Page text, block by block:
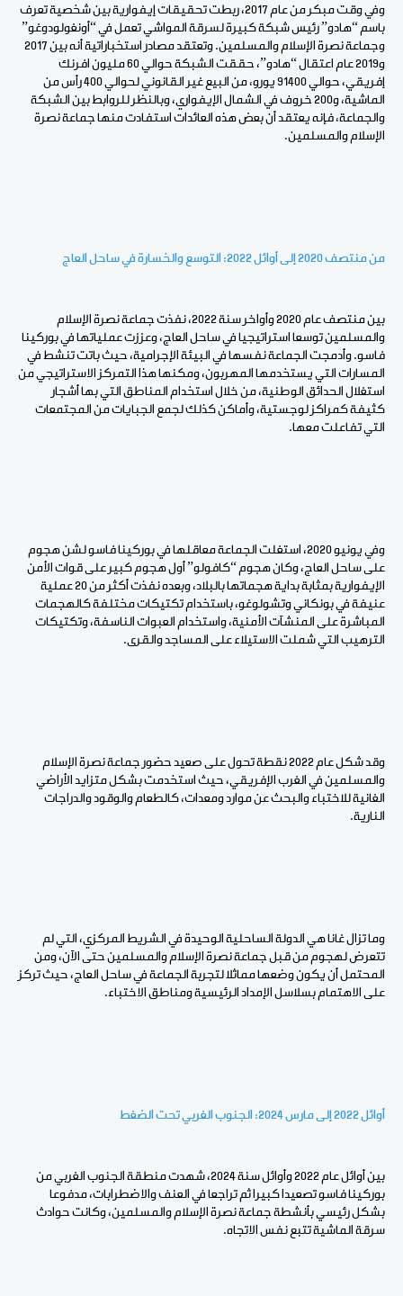
وفي وقت مبكر من عام 2017، ربطت تحقيقات إيفوارية بين شخصية تعرف
باسم “هادو” رئيس شبكة كبيرة لسرقة المواشي تعمل في “أونغولودوغو”
وجماعة نصرة الإسلام والمسلمين. وتعتقد مصادر استخباراتية أنه بين 2017
و2019 عام اعتقال “هادو”، حققت الشبكة حوالي 60 مليون افرنك
إفريقي، حوالي 91400 يورو، من البيع غير القانوني لحوالي 400 رأس من
الماشية، و200 خروف في الشمال الإيفواري، وبالنظر للروابط بين الشبكة
والجماعة، فإنه يعتقد أن بعض هذه العائدات استفادت منها جماعة نصرة
الإسلام والمسلمين.
من منتصف 2020 إلى أوائل 2022: التوسع والخسارة في ساحل العاج
بين منتصف عام 2020 وأواخر سنة 2022، نفذت جماعة نصرة الإسلام
والمسلمين توسعا استراتيجيا في ساحل العاج، وعززت عملياتها في بوركينا
فاسو. وأدمجت الجماعة نفسها في البيئة الإجرامية، حيث باتت تنشط في
المسارات التي يستخدمها المهربون، ومكنها هذا التمركز الاستراتيجي من
استغلال الحدائق الوطنية، من خلال استخدام المناطق التي بها أشجار
كثيفة كمراكز لوجستية، وأماكن كذلك لجمع الجبايات من المجتمعات
التي تفاعلت معها.
وفي يونيو 2020، استغلت الجماعة معاقلها في بوركينا فاسو لشن هجوم
على ساحل العاج، وكان هجوم “كافولو” أول هجوم كبير على قوات الأمن
الإيفوارية بمثابة بداية هجماتها بالبلاد، وبعده نفذت أكثر من 20 عملية
عنيفة في بونكاني وتشولوغو، باستخدام تكتيكات مختلفة كالهجمات
المباشرة على المنشآت الأمنية، واستخدام العبوات الناسفة، وتكتيكات
الترهيب التي شملت الاستيلاء على المساجد والقرى.
وقد شكل عام 2022 نقطة تحول على صعيد حضور جماعة نصرة الإسلام
والمسلمين في الغرب الإفريقي، حيث استخدمت بشكل متزايد الأراضي
الغانية للاختباء والبحث عن موارد ومعدات، كالطعام والوقود والدراجات
النارية.
وما تزال غانا هي الدولة الساحلية الوحيدة في الشريط المركزي، التي لم
تتعرض لهجوم من قبل جماعة نصرة الإسلام والمسلمين حتى الآن، ومن
المحتمل أن يكون وضعها مماثلا لتجربة الجماعة في ساحل العاج، حيث تركز
على الاهتمام بسلاسل الإمداد الرئيسية ومناطق الاختباء.
أوائل 2022 إلى مارس 2024: الجنوب الغربي تحت الضغط
بين أوائل عام 2022 وأوائل سنة 2024، شهدت منطقة الجنوب الغربي من
بوركينا فاسو تصعيدا كبيرا ثم تراجعا في العنف والاضطرابات، مدفوعا
بشكل رئيسي بأنشطة جماعة نصرة الإسلام والمسلمين، وكانت حوادث
سرقة الماشية تتبع نفس الاتجاه.